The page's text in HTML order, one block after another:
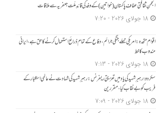
انجمنِ ثقافتی عفاف پاکستان (خواتین) کے وفد کی قائدِ ملّت جعفریہ سے ملاقات
18 جولای 2026 - 7:20
اقوام متحدہ: امریکی حملے جنگی جرائم، دفاع کے تمام ذرائع استعمال کرنے کا حق ہے، ایرانی
مندوب کا خط
18 جولای 2026 - 7:13
سکردو؛ رہبرِ شہید کی یاد میں تعزیتی ریفرنس: رہبرِ شہید کی شہادت نے عالمی استکبار کے
فریب کو بے نقاب کیا، مقررین
18 جولای 2026 - 7:09